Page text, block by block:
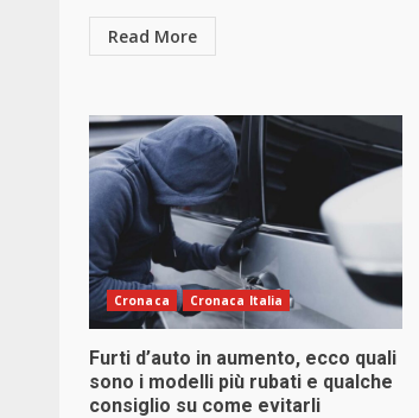
Read More
Cronaca Cronaca Italia
Furti d’auto in aumento, ecco quali
sono i modelli più rubati e qualche
consiglio su come evitarli